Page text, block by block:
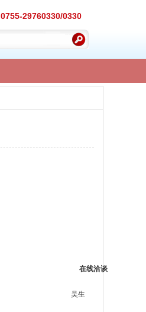
0755-29760330/0330
在线洽谈
吴生